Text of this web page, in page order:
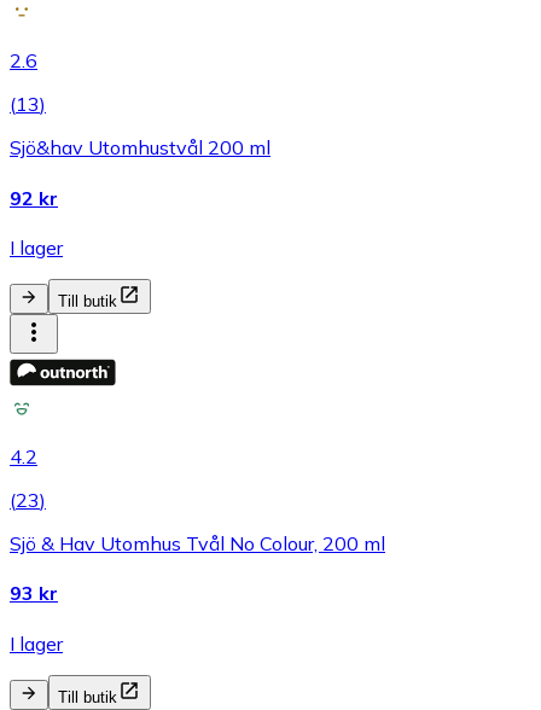
2.6
(13)
Sjö&hav Utomhustvål 200 ml
92 kr
I lager
Till butik
4.2
(23)
Sjö & Hav Utomhus Tvål No Colour, 200 ml
93 kr
I lager
Till butik